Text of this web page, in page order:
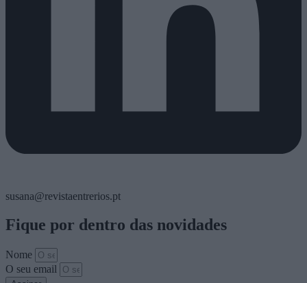
susana@revistaentrerios.pt
Fique por dentro das novidades
Nome
O seu email